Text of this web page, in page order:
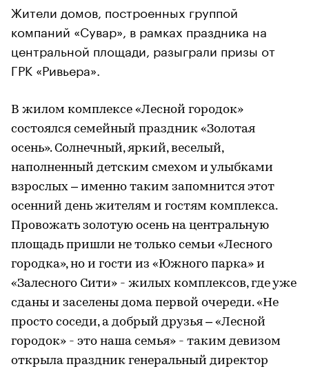
Жители домов, построенных группой
компаний «Сувар», в рамках праздника на
центральной площади, разыграли призы от
ГРК «Ривьера».
В жилом комплексе «Лесной городок»
состоялся семейный праздник «Золотая
осень». Солнечный, яркий, веселый,
наполненный детским смехом и улыбками
взрослых – именно таким запомнится этот
осенний день жителям и гостям комплекса.
Провожать золотую осень на центральную
площадь пришли не только семьи «Лесного
городка», но и гости из «Южного парка» и
«Залесного Сити» - жилых комплексов, где уже
сданы и заселены дома первой очереди. «Не
просто соседи, а добрый друзья – «Лесной
городок» - это наша семья» - таким девизом
открыла праздник генеральный директор